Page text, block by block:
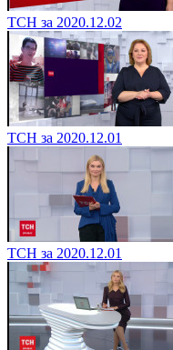
ТСН за 2020.12.02
ТСН за 2020.12.01
ТСН за 2020.12.01